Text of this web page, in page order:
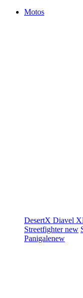
Motos
DesertX Diavel
Streetfighternew
Panigalenew